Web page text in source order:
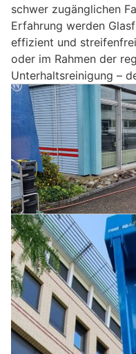
schwer zugänglichen
Erfahrung werden
effizient und
oder im Rahmen der
Unterhaltsreinigung –